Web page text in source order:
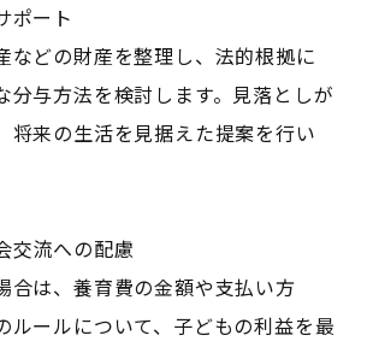
ポート
などの財産を整理し、法的根拠に
分与方法を検討します。見落としが
将来の生活を見据えた提案を行い
流への配慮
合は、養育費の金額や支払い方
ルールについて、子どもの利益を最